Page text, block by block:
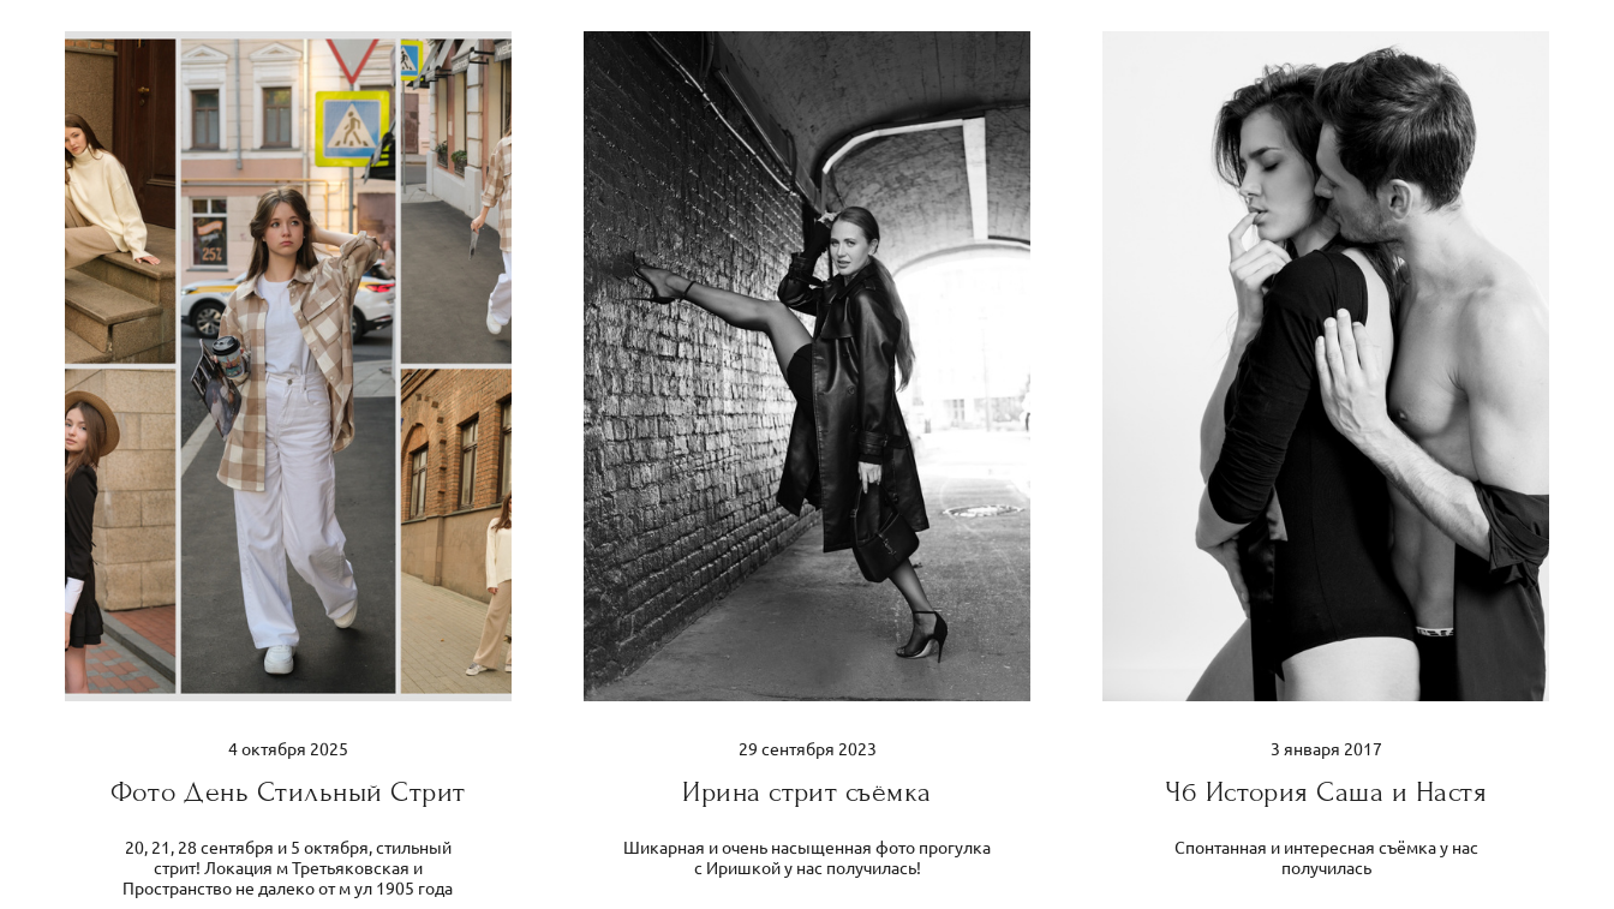
4 октября 2025
Фото День Стильный Стрит
20, 21, 28 сентября и 5 октября, стильный
стрит! Локация м Третьяковская и
Пространство не далеко от м ул 1905 года
29 сентября 2023
Ирина стрит съёмка
Шикарная и очень насыщенная фото прогулка
с Иришкой у нас получилась!
3 января 2017
Чб История Саша и Настя
Спонтанная и интересная съёмка у нас
получилась